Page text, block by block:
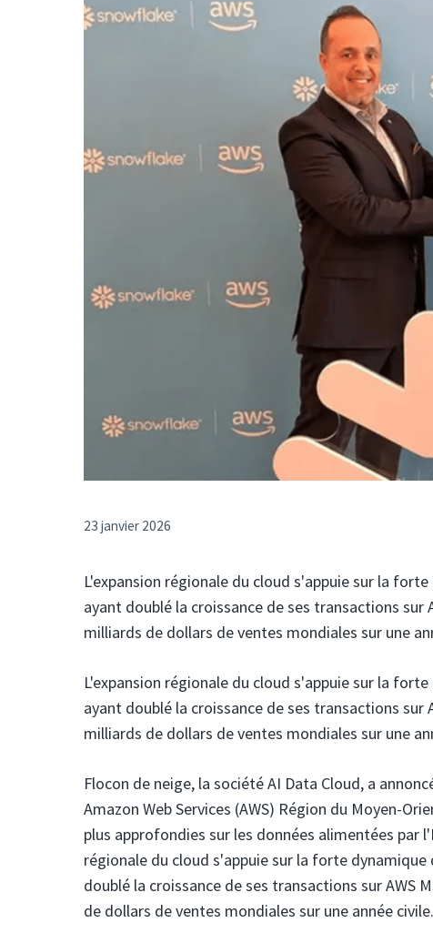
23 janvier 2026
L'expansion régionale du cloud s'appuie sur la
ayant doublé la croissance de ses transactions sur
milliards de dollars de ventes mondiales sur une
L'expansion régionale du cloud s'appuie sur la
ayant doublé la croissance de ses transactions sur
milliards de dollars de ventes mondiales sur une
Flocon de neige, la société AI Data Cloud, a
Amazon Web Services (AWS) Région du Moyen-
plus approfondies sur les données alimentées par
régionale du cloud s'appuie sur la forte
doublé la croissance de ses transactions sur AWS
de dollars de ventes mondiales sur une année civile.